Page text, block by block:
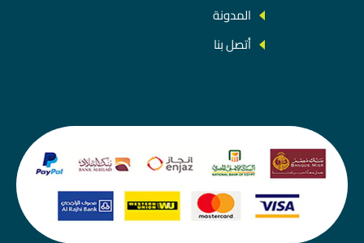
المدونة
أتصل بنا